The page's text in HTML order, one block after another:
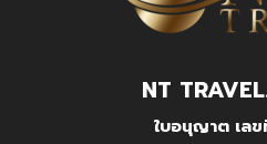
NT
ใบอนุญาต เลข